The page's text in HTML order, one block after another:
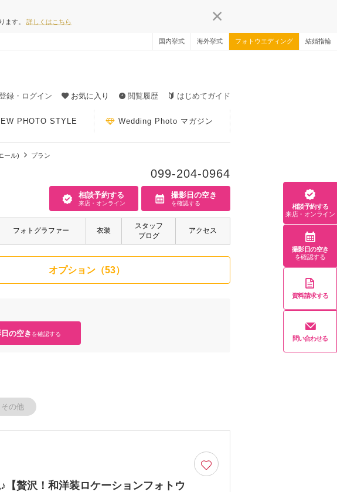
ます。 詳しくはこちら
国内挙式 海外挙式 フォトウエディング 結婚指輪
録・ログイン
お気に入り 閲覧履歴 はじめてガイド
PHOTO STYLE Wedding Photo マガジン
ール) プラン
099-204-0964
相談予約する
来店・オンライン
撮影日の空き
を確認する
フォトグラファー 衣装
スタッフ
ブログ
アクセス
オプション（53）
の空き を確認する
その他
贅沢！和洋装ロケーションフォトウ
相談予約する
来店・オンライン
撮影日の空き
を確認する
資料請求する
問い合わせる